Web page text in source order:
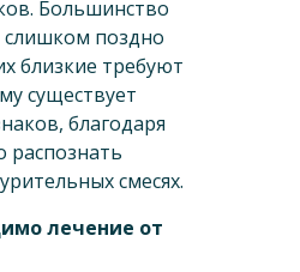
Большинство
поздно
близкие требуют
существует
благодаря
смесях.
лечение от